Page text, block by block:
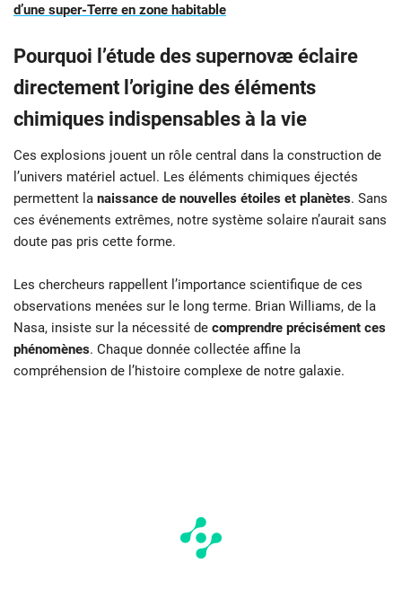
d’une super-Terre en zone habitable
Pourquoi l’étude des supernovæ éclaire
directement l’origine des éléments
chimiques indispensables à la vie
Ces explosions jouent un rôle central dans la construction de
l’univers matériel actuel. Les éléments chimiques éjectés
permettent la naissance de nouvelles étoiles et planètes. Sans
ces événements extrêmes, notre système solaire n’aurait sans
doute pas pris cette forme.
Les chercheurs rappellent l’importance scientifique de ces
observations menées sur le long terme. Brian Williams, de la
Nasa, insiste sur la nécessité de comprendre précisément ces
phénomènes. Chaque donnée collectée affine la
compréhension de l’histoire complexe de notre galaxie.